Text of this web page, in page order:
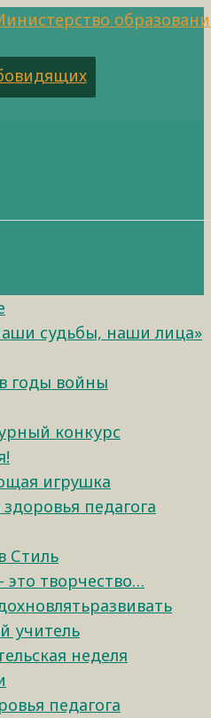
судьбы, наши лица»
годы войны
конкурс
игрушка
здоровья педагога
Стиль
это творчество…
учитель
неделя
педагога